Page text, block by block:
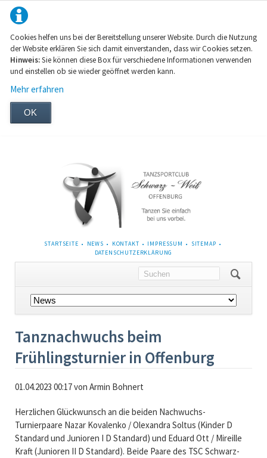
Cookies helfen uns bei der Bereitstellung unserer Website. Durch die Nutzung
der Website erklären Sie sich damit einverstanden, dass wir Cookies setzen.
Hinweis:Sie können diese Box für verschiedene Informationen verwenden
und einstellen ob sie wieder geöffnet werden kann.
Mehr erfahren
OK
NAVIGATION
STARTSEITE NEWS KONTAKT IMPRESSUM
SITEMAP
DATENSCHUTZERKLÄRUNG
Navigation
überspringen
Tanznachwuchs beim
Frühlingsturnier in Offenburg
01.04.2023 00:17von Armin Bohnert
Herzlichen Glückwunsch an die beiden Nachwuchs-
Turnierpaare Nazar Kovalenko / Olexandra Soltus (Kinder D
Standard und Junioren I D Standard) und Eduard Ott / Mireille
Kraft (Junioren II D Standard). Beide Paare des TSC Schwarz-